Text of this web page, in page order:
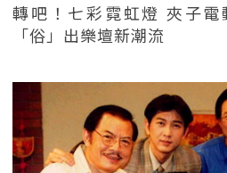
轉吧！七彩霓虹燈 夾子
「俗」出樂壇新潮流